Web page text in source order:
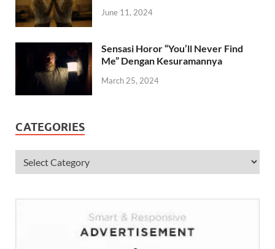
June 11, 2024
Sensasi Horor “You’ll Never Find
Me” Dengan Kesuramannya
March 25, 2024
CATEGORIES